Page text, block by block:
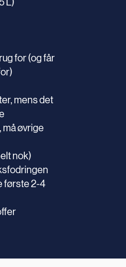
for (og får
mens det
øvrige
nok)
første 2-4